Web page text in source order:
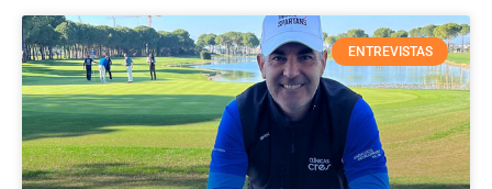
ENTREVISTAS